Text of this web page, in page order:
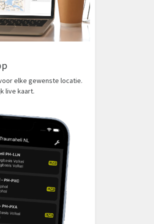
elke gewenste locatie.
live kaart.